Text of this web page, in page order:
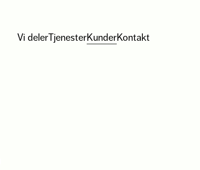
Vi delerTjenesterKunderKontakt